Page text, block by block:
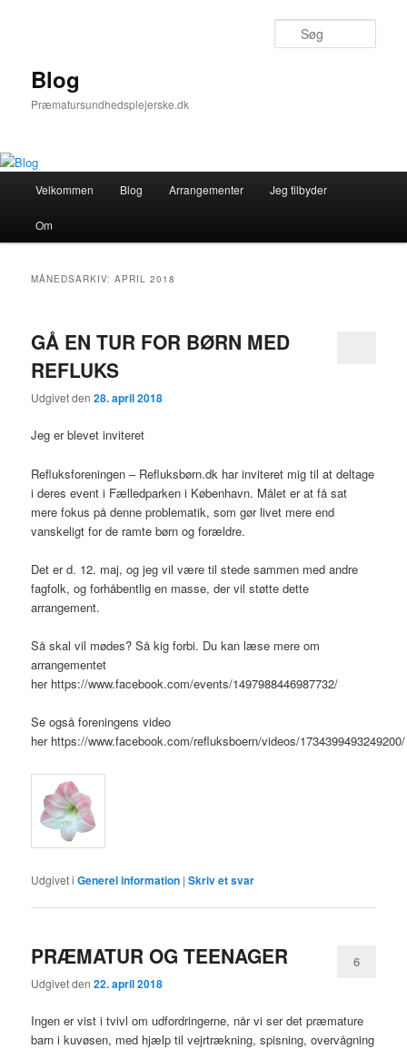
Blog
Præmatursundhedsplejerske.dk
Velkommen Blog Arrangementer Jeg tilbyder
Om
MÅNEDSARKIV:APRIL 2018
GÅ EN TUR FOR BØRN MED
REFLUKS
Udgivet den28. april 2018
Jeg er blevet inviteret
Refluksforeningen – Refluksbørn.dk har inviteret mig til at deltage
i deres event i Fælledparken i København. Målet er at få sat
mere fokus på denne problematik, som gør livet mere end
vanskeligt for de ramte børn og forældre.
Det er d. 12. maj, og jeg vil være til stede sammen med andre
fagfolk, og forhåbentlig en masse, der vil støtte dette
arrangement.
Så skal vil mødes? Så kig forbi. Du kan læse mere om
arrangementet
her https://www.facebook.com/events/1497988446987732/
Se også foreningens video
her https://www.facebook.com/refluksboern/videos/1734399493249200/
Udgivet i Generel information |Skriv et svar
PRÆMATUR OG TEENAGER
Udgivet den22. april 2018
6
Ingen er vist i tvivl om udfordringerne, når vi ser det præmature
barn i kuvøsen, med hjælp til vejrtrækning, spisning, overvågning